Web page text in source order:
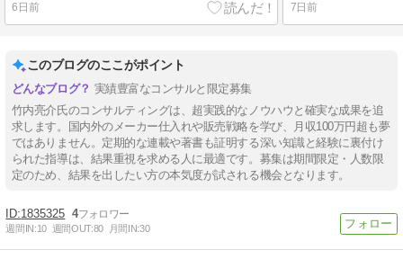
6日前 7日前
このブログのここがポイント
実績豊富なコンサルと限定募集
竹内亮介氏のコンサルティングは、超実践的なノウハウと確実な成果を追
求します。国内外のメーカー仕入れや販売戦略を学び、月収100万円超も夢
ではありません。定期的な連載や著書も証明する深い知識と経験に裏付け
られた指導は、結果重視を求める人に最適です。募集は期間限定・人数限
定のため、結果を出したい方の本気度が試される機会となります。
1835325 4
週間IN:10 週間OUT:80 月間IN:30